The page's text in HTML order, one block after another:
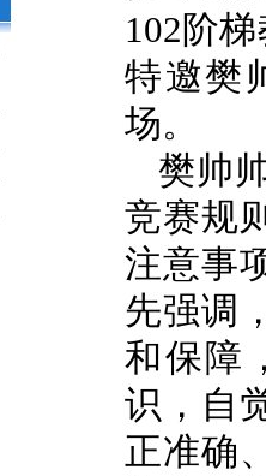
102阶
特邀樊
场。
樊帅
竞赛规
注意事
先强调
和保障
识，自
正准确